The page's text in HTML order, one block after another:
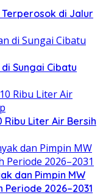
Terperosok di Jalur
Sungai Cibatu
Ribu Liter Air Bersih
dan Pimpin MW
Periode 2026–2031